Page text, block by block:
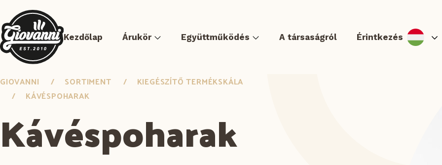
Kezdőlap Árukör
Pizza Hús sous-vide Elősütött ételek Burger & Hot dog
Együttműködés A társaságról Érintkezés
GIOVANNI SORTIMENT
KIEGÉSZÍTŐ TERMÉKSKÁLA
KÁVÉSPOHARAK
Kávéspoharak